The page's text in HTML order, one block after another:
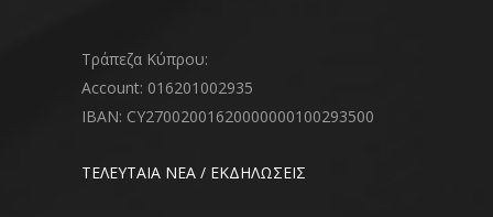
Τράπεζα Κύπρου:
Account: 016201002935
IBAN: CY27002001620000000100293500
ΤΕΛΕΥΤΑΙΑ ΝΕΑ / ΕΚΔΗΛΩΣΕΙΣ